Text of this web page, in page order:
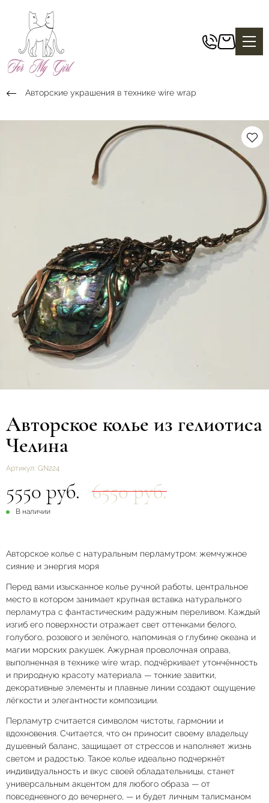
Авторские украшения в технике wire wrap
Авторское колье из гелиотиса
Челина
Артикул: GN224
5550 руб. 6550 руб.
В наличии
Авторское колье с натуральным перламутром: жемчужное
сияние и энергия моря
Перед вами изысканное колье ручной работы, центральное
место в котором занимает крупная вставка натурального
перламутра с фантастическим радужным переливом. Каждый
изгиб его поверхности отражает свет оттенками белого,
голубого, розового и зелёного, напоминая о глубине океана и
магии морских ракушек. Ажурная проволочная оправа,
выполненная в технике wire wrap, подчёркивает утончённость
и природную красоту материала — тонкие завитки,
декоративные элементы и плавные линии создают ощущение
лёгкости и элегантности композиции.
Перламутр считается символом чистоты, гармонии и
вдохновения. Считается, что он приносит своему владельцу
душевный баланс, защищает от стрессов и наполняет жизнь
светом и радостью. Такое колье идеально подчеркнёт
индивидуальность и вкус своей обладательницы, станет
универсальным акцентом для любого образа — от
повседневного до вечернего, — и будет личным талисманом